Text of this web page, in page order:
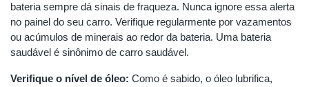
bateria sempre dá sinais de fraqueza. Nunca ignore essa alerta
no painel do seu carro. Verifique regularmente por vazamentos
ou acúmulos de minerais ao redor da bateria. Uma bateria
saudável é sinônimo de carro saudável.
Verifique o nível de óleo: Como é sabido, o óleo lubrifica,